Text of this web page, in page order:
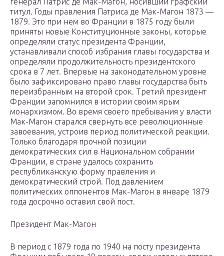
титул. Годы правления Патриса де Мак-Магон 1873 —
1879. Это при нем во Франции в 1875 году были
приняты новые Конституционные законы, которые
определяли статус президента Франции,
устанавливали способ избрания главы государства и
определяли продолжительность президентского
срока в 7 лет. Впервые на законодательном уровне
было зафиксировано право главы государства быть
переизбранным на второй срок. Третий президент
Франции запомнился в истории своим ярым
монархизмом. Во время своего пребывания у власти
Мак-Магон старался свернуть все революционные
завоевания, устроив период политической реакции.
Только благодаря прочной позиции
демократических сил в Национальном собрании
Франции, в стране удалось сохранить
республиканскую форму правления и
демократический строй. Под давлением
политических оппонентов Мак-Магон в январе 1879
года досрочно оставил свой пост.
Президент Мак-Магон
В период с 1879 года по 1940 на посту президента